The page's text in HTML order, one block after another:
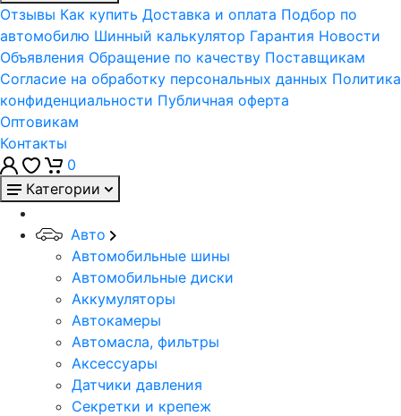
Отзывы Как купить Доставка и оплата Подбор по
автомобилю Шинный калькулятор Гарантия Новости
Объявления Обращение по качеству Поставщикам
Согласие на обработку персональных данных Политика
конфиденциальности Публичная оферта
Оптовикам
Контакты
0
Категории
Авто
Автомобильные шины
Автомобильные диски
Аккумуляторы
Автокамеры
Автомасла, фильтры
Аксессуары
Датчики давления
Секретки и крепеж